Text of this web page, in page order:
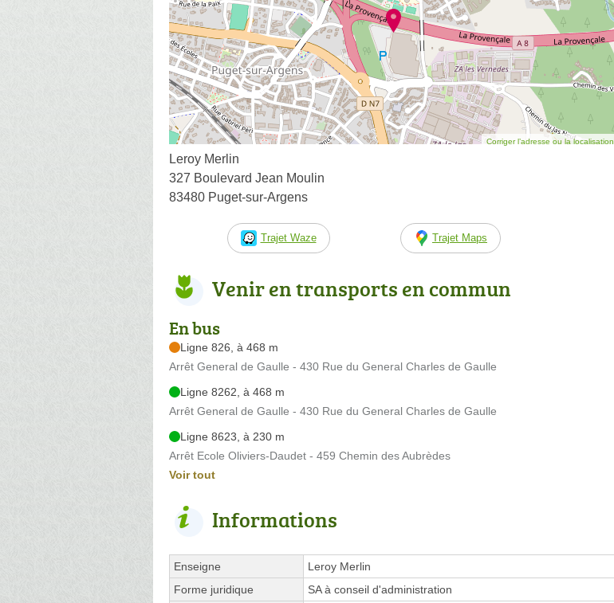
Corriger l’adresse ou la localisation
Leroy Merlin
327 Boulevard Jean Moulin
83480 Puget-sur-Argens
Trajet Waze Trajet Maps
Venir en transports en commun
En bus
Ligne 826, à 468 m
Arrêt General de Gaulle - 430 Rue du General Charles de Gaulle
Ligne 8262, à 468 m
Arrêt General de Gaulle - 430 Rue du General Charles de Gaulle
Ligne 8623, à 230 m
Arrêt Ecole Oliviers-Daudet - 459 Chemin des Aubrèdes
Voir tout
Informations
Enseigne
Leroy Merlin
Forme juridique
SA à conseil d'administration